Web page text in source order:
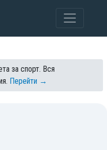
за спорт. Вся
Перейти →